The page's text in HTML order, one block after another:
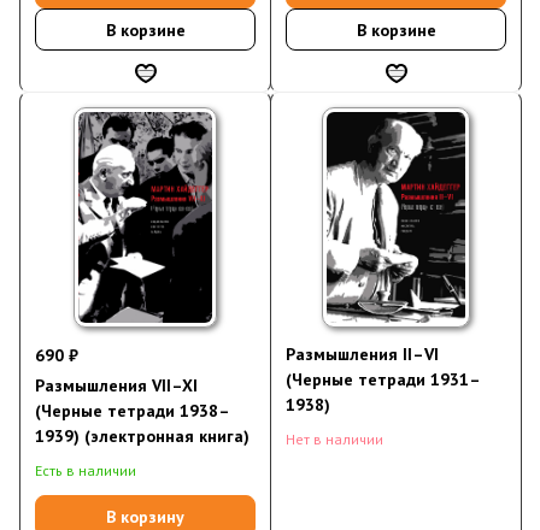
В корзине
В корзине
690 ₽
Размышления VII–XI
(Черные тетради 1938–
1939) (электронная книга)
Есть в наличии
В корзину
Размышления II–VI
(Черные тетради 1931–
1938)
Нет в наличии